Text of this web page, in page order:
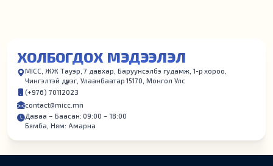
ХОЛБОГДОХ МЭДЭЭЛЭЛ
MICC, ЖЖ Тауэр, 7 давхар, Баруунсэлбэ гудамж, 1-р хороо,
Чингэлтэй дүүрэг, Улаанбаатар 15170, Монгол Улс
(+976) 70112023
contact@micc.mn
Даваа – Баасан: 09:00 – 18:00
Бямба, Ням: Амарна